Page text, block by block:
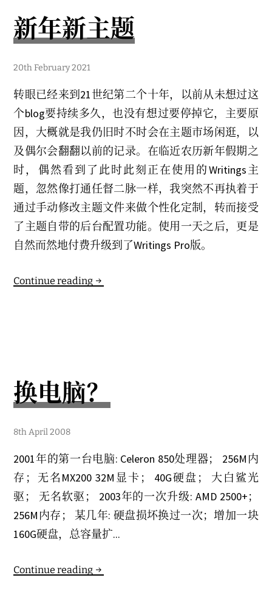
这
件
新年新主题
2
t
h
M
a
r
c
h
2
0
2
4
20th February 2021
转眼已经来到21世纪第二个十年，以前从未想过这
个blog要持续多久，也没有想过要停掉它，主要原
因，大概就是我仍旧时不时会在主题市场闲逛，以
及偶尔会翻翻以前的记录。在临近农历新年假期之
时，偶然看到了此时此刻正在使用的Writings主
题，忽然像打通任督二脉一样，我突然不再执着于
通过手动修改主题文件来做个性化定制，转而接受
了主题自带的后台配置功能。使用一天之后，更是
自然而然地付费升级到了Writings Pro版。
Continue reading新
换电脑？
2
h
u
l
y
0
0
8
8th April 2008
2001年的第一台电脑: Celeron 850处理器； 256M内
存；无名MX200 32M显卡； 40G硬盘； 大白鲨光
驱； 无名软驱； 2003年的一次升级: AMD 2500+；
256M内存； 某几年: 硬盘损坏换过一次；增加一块
160G硬盘，总容量扩...
Continue reading